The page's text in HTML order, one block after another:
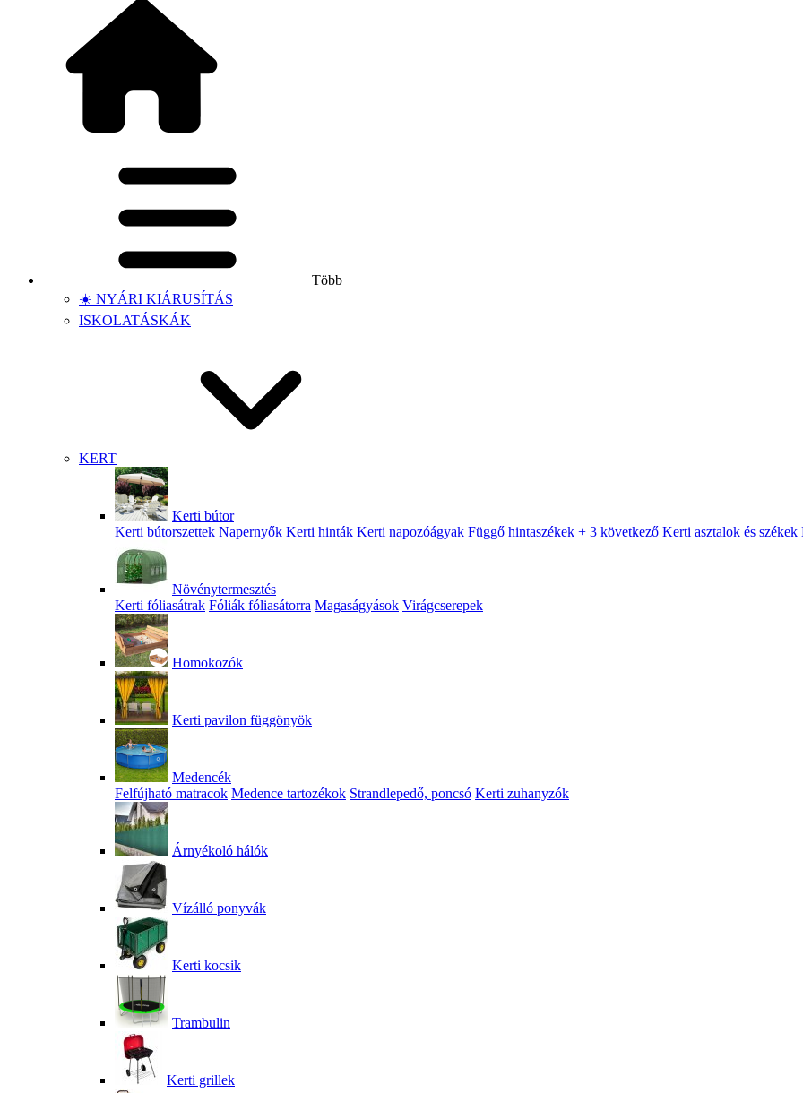
Több
☀️ NYÁRI KIÁRUSÍTÁS
ISKOLATÁSKÁK
KERT
Kerti bútor
Kerti bútorszettek Napernyők Kerti hinták Kerti napozóágyak Függő hintaszékek + 3 következő Kerti asztalok és székek
Növénytermesztés
Kerti fóliasátrak Fóliák fóliasátorra Magaságyások Virágcserepek
Homokozók
Kerti pavilon függönyök
Medencék
Felfújható matracok Medence tartozékok Strandlepedő, poncsó Kerti zuhanyzók
Árnyékoló hálók
Vízálló ponyvák
Kerti kocsik
Trambulin
Kerti grillek